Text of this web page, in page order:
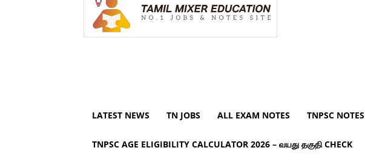
LATEST NEWS TN JOBS ALL EXAM NOTES TNPSC NOTES
TNPSC AGE ELIGIBILITY CALCULATOR 2026 – வயது தகுதி CHECK